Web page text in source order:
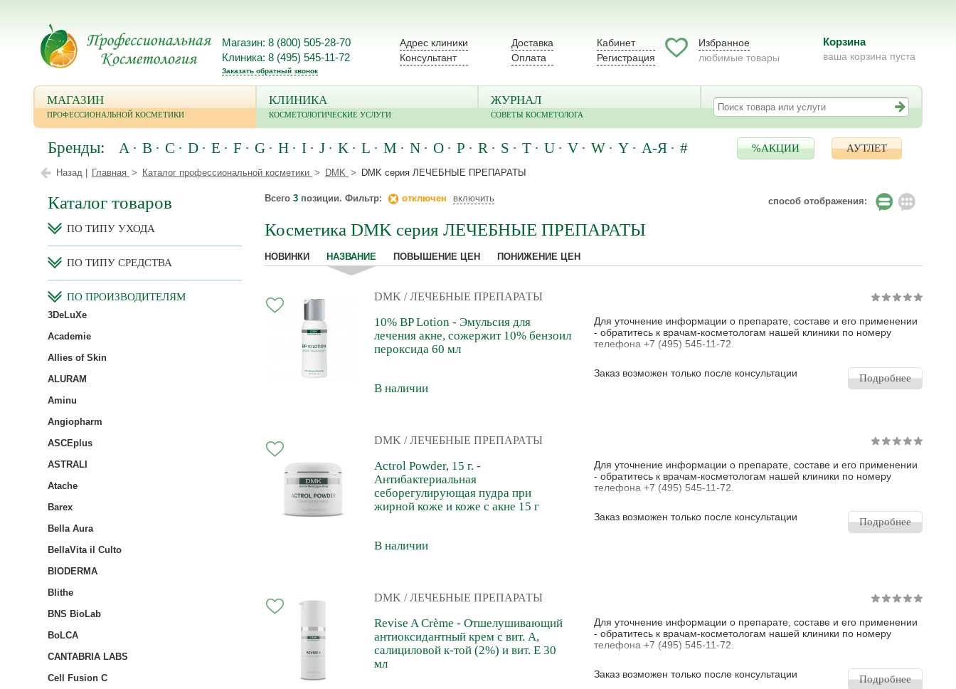
Магазин: 8 (800) 505-28-70
Клиника: 8 (495) 545-11-72
Заказать обратный звонок
Адрес клиники
Консультант
Доставка
Оплата
Кабинет
Регистрация
Избранное
любимые товары
Корзина
ваша корзина пуста
МАГАЗИН
ПРОФЕССИОНАЛЬНОЙ КОСМЕТИКИ
КЛИНИКА
КОСМЕТОЛОГИЧЕСКИЕ УСЛУГИ
ЖУРНАЛ
СОВЕТЫ КОСМЕТОЛОГА
Бренды: A B C D E F G H I J K L M N O P R S T U V W Y А-Я # %АКЦИИ АУТЛЕТ
Назад | Главная Каталог профессиональной косметики DMK DMK серия ЛЕЧЕБНЫЕ ПРЕПАРАТЫ
Всего 3 позиции. Фильтр: отключен включить способ отображения:
Косметика DMK серия ЛЕЧЕБНЫЕ ПРЕПАРАТЫ
НОВИНКИ НАЗВАНИЕ ПОВЫШЕНИЕ ЦЕН ПОНИЖЕНИЕ ЦЕН
DMK / ЛЕЧЕБНЫЕ ПРЕПАРАТЫ
10% BP Lotion - Эмульсия для
лечения акне, сожержит 10% бензоил
пероксида 60 мл
В наличии
Для уточнение информации о препарате, составе и его применении
- обратитесь к врачам-косметологам нашей клиники по номеру
телефона +7 (495) 545-11-72.
Заказ возможен только после консультации Подробнее
DMK / ЛЕЧЕБНЫЕ ПРЕПАРАТЫ
Actrol Powder, 15 г. -
Антибактериальная
себорегулирующая пудра при
жирной коже и коже с акне 15 г
В наличии
Для уточнение информации о препарате, составе и его применении
- обратитесь к врачам-косметологам нашей клиники по номеру
телефона +7 (495) 545-11-72.
Заказ возможен только после консультации Подробнее
DMK / ЛЕЧЕБНЫЕ ПРЕПАРАТЫ
Revise A Crème - Отшелушивающий
антиоксидантный крем с вит. А,
салициловой к-той (2%) и вит. Е 30
мл
Для уточнение информации о препарате, составе и его применении
- обратитесь к врачам-косметологам нашей клиники по номеру
телефона +7 (495) 545-11-72.
Заказ возможен только после консультации Подробнее
Каталог товаров
ПО ТИПУ УХОДА
ПО ТИПУ СРЕДСТВА
ПО ПРОИЗВОДИТЕЛЯМ
3DeLuXe
Academie
Allies of Skin
ALURAM
Aminu
Angiopharm
ASCEplus
ASTRALI
Atache
Barex
Bella Aura
BellaVita il Culto
BIODERMA
Blithe
BNS BioLab
BoLCA
CANTABRIA LABS
Cell Fusion C